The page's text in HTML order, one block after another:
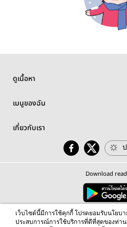
ดูเนื้อหา
เมนูของฉัน
เกี่ยวกับเรา
Download
© 2026 readAwrite.com by MEB
This site is protected by reCAPTCHA and the Google
เว็บไซต์นี้มีการใช้คุกกี้ โปรดยอมรับนโยบา
ประสบการณ์การใช้บริการที่ดีที่สุดของท่า